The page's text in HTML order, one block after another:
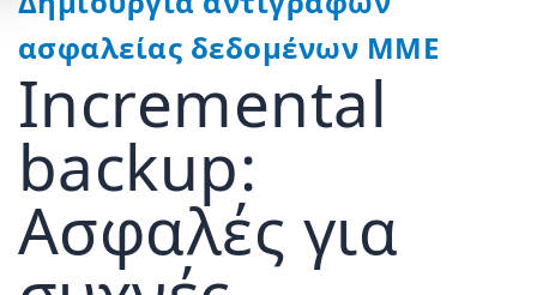
ασφαλείας δεδομένων ΜΜΕ
Incremental
backup:
Ασφαλές για